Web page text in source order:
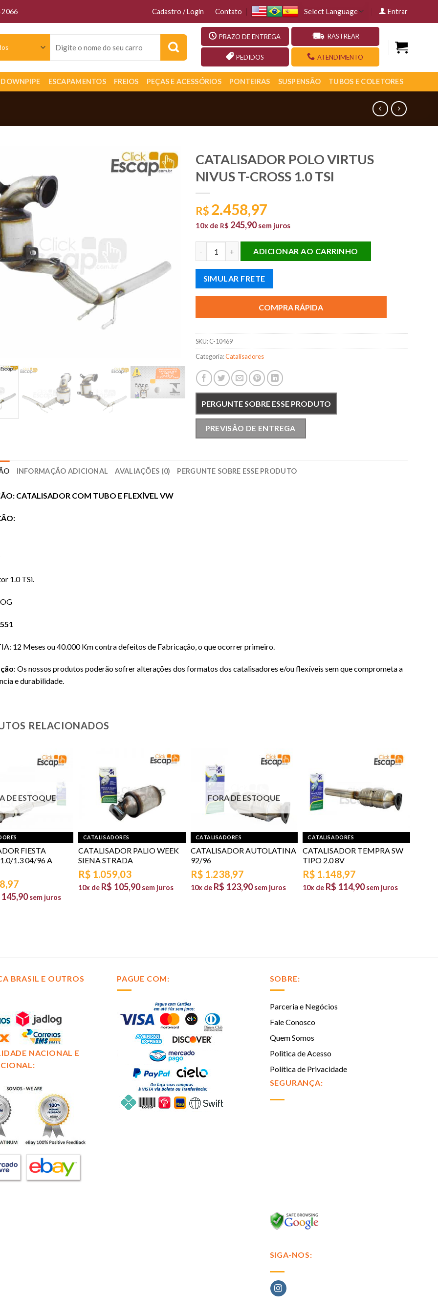
2066 Cadastro / Login Contato Entrar
por:
PRAZO DE ENTREGA
PEDIDOS
RASTREAR
ATENDIMENTO
DOWNPIPE ESCAPAMENTOS FREIOS PEÇAS E ACESSÓRIOS PONTEIRAS SUSPENSÃO TUBOS E COLETORES
CATALISADOR POLO VIRTUS
NIVUS T-CROSS 1.0 TSI
R$ 2.458,97
10x de R$ 245,90 sem juros
ADICIONAR AO CARRINHO
SIMULAR FRETE
COMPRA RÁPIDA
SKU:C-10469
Categoria:Catalisadores
PERGUNTE SOBRE ESSE PRODUTO
PREVISÃO DE ENTREGA
INFORMAÇÃO ADICIONAL AVALIAÇÕES (0) PERGUNTE SOBRE ESSE PRODUTO
CATALISADOR COM TUBO E FLEXÍVEL VW
1.0 TSi.
12 Meses ou 40.000 Km contra defeitos de Fabricação, o que ocorrer primeiro.
: Os nossos produtos poderão sofrer alterações dos formatos dos catalisadores e/ou flexíveis sem que comprometa a
e durabilidade.
RELACIONADOS
DE ESTOQUE
FIESTA
1.3 04/96 A
145,90 sem juros
CATALISADORES
CATALISADOR PALIO WEEK
SIENA STRADA
R$ 1.059,03
10x de R$ 105,90 sem juros
FORA DE ESTOQUE
CATALISADORES
CATALISADOR AUTOLATINA
92/96
R$ 1.238,97
10x de R$ 123,90 sem juros
CATALISADORES
CATALISADOR TEMPRA SW
TIPO 2.0 8V
R$ 1.148,97
10x de R$ 114,90 sem juros
BRASIL E OUTROS
NACIONAL E
PAGUE COM: SOBRE:
Parceria e Negócios
Fale Conosco
Quem Somos
Politica de Acesso
Política de Privacidade
SEGURANÇA:
SIGA-NOS:
* Atendimento em Português, Inglês e Espanhol, especificamente via Chat, E-mail e